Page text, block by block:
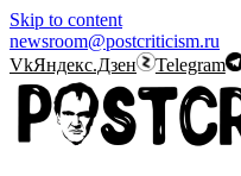
Skip to content
newsroom@postcriticism.ru
VkЯндекс.Дзен Telegram